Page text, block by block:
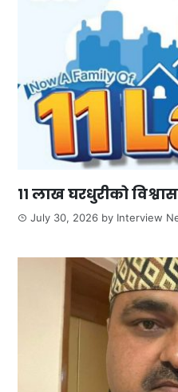
११ लाख घरधुरीको
July 30, 2026 by Interview